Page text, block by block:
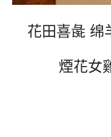
花田喜彘 绵
煙花女